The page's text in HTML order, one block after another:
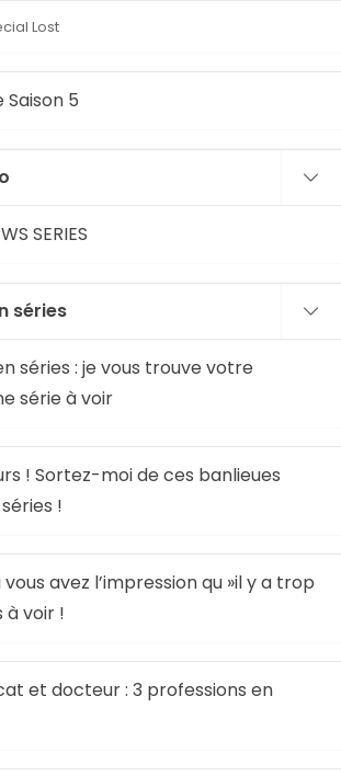
Lost
Saison 5
SERIES
séries
séries : je vous trouve votre
série à voir
! Sortez-moi de ces banlieues
!
vous avez l’impression qu »il y a trop
à voir !
et docteur : 3 professions en